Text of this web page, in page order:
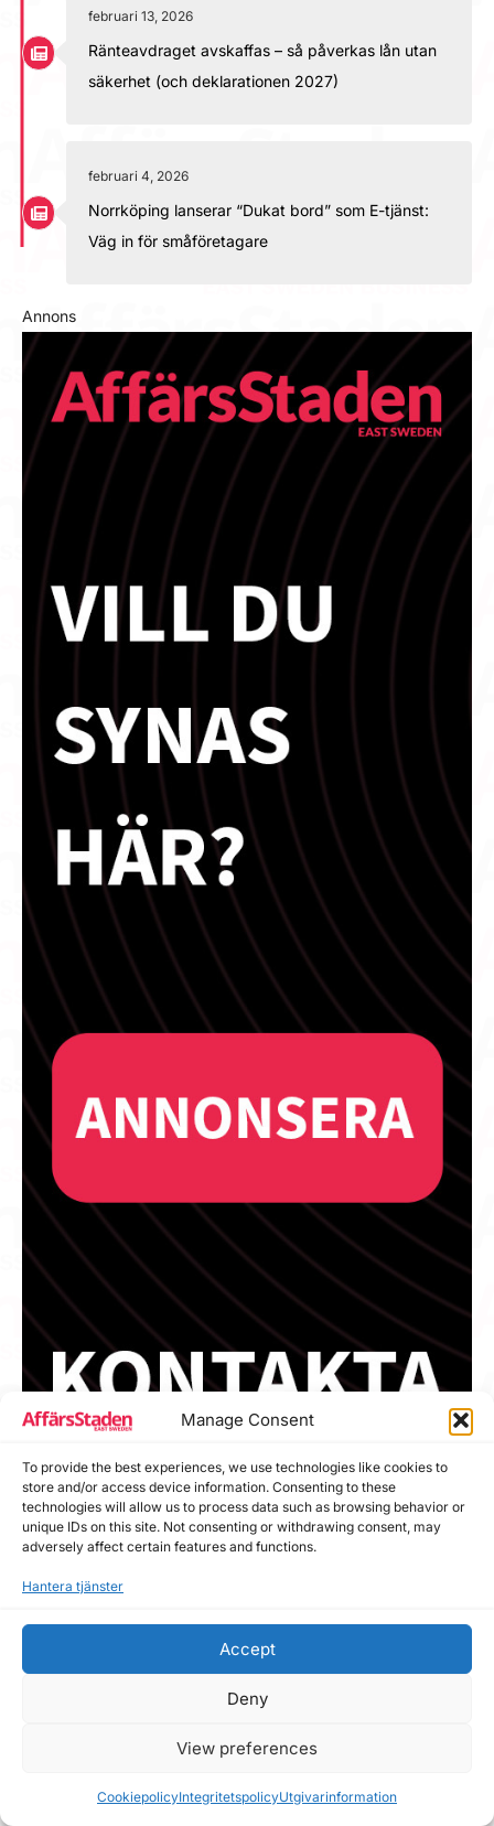
Manage Consent
To provide the best experiences, we use technologies like cookies to
store and/or access device information. Consenting to these
technologies will allow us to process data such as browsing behavior or
unique IDs on this site. Not consenting or withdrawing consent, may
adversely affect certain features and functions.
Hantera tjänster
Accept
Deny
View preferences
CookiepolicyIntegritetspolicyUtgivarinformation
februari 13, 2026
Ränteavdraget avskaffas – så påverkas lån utan
säkerhet (och deklarationen 2027)
februari 4, 2026
Norrköping lanserar “Dukat bord” som E-tjänst:
Väg in för småföretagare
Annons